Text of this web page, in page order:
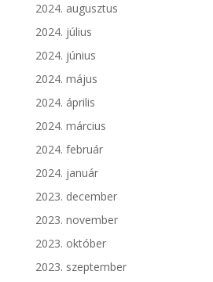
2024. augusztus
2024. július
2024. június
2024. május
2024. április
2024. március
2024. február
2024. január
2023. december
2023. november
2023. október
2023. szeptember